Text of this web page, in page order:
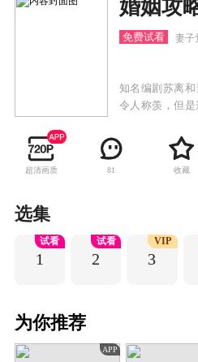
婚姻攻
免费试看 妻子
知名编剧苏离
令人称羡，但
现裂缝。随着不
公出轨的事实，
多年的闺蜜。
果离婚，苏离
恒。无法接受
的婚姻让两人
超清画质 81 收藏
选集
1
试看
2
试看
3
VIP
为你推荐
APP